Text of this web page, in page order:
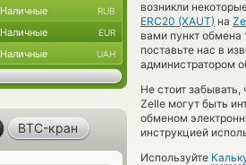
возникли
ERC20 (XAUT) на
вами пункт обмена
поставьте нас в
администратором
Не стоит
Zelle могут быть
обменом
инструкцией
Используйте
Наличные RUB
Наличные EUR
Наличные UAH
BTC-кран